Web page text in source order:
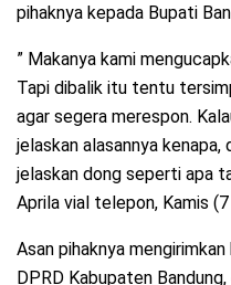
pihaknya kepada Bupati
” Makanya kami
Tapi dibalik itu tentu
agar segera merespon.
jelaskan alasannya
jelaskan dong seperti apa
Aprila vial telepon, Kamis
Asan pihaknya
DPRD Kabupaten